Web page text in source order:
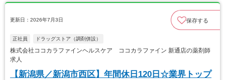
更新日：2026年7月3日 保存する
正社員 ドラッグストア（調剤併設）
株式会社ココカラファインヘルスケア ココカラファイン 新通店の薬剤師
求人
【新潟県／新潟市西区】年間休日120日☆業界トップ